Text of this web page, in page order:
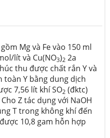
Mg và Fe vào 150 ml
lít và Cu(NO3)2 2a
thu được chất rắn Y và
toàn Y bằng dung dịch
7,56 lít khí SO2 (đktc)
Z tác dụng với NaOH
T trong không khí đến
10,8 gam hỗn hợp